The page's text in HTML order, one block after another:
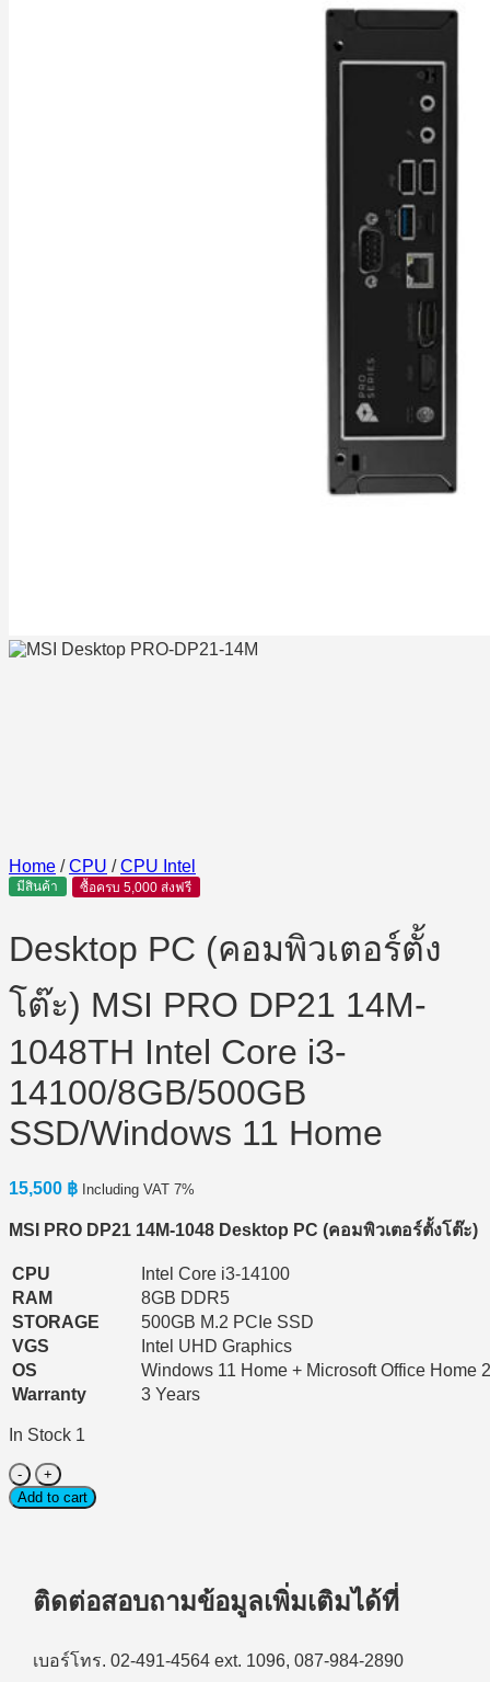
Home / CPU / CPU Intel
มีสินค้า ซื้อครบ 5,000 ส่งฟรี
Desktop PC (คอมพิวเตอร์ตั้ง
โต๊ะ) MSI PRO DP21 14M-
1048TH Intel Core i3-
14100/8GB/500GB
SSD/Windows 11 Home
15,500 ฿ Including VAT 7%
MSI PRO DP21 14M-1048 Desktop PC (คอมพิวเตอร์ตั้งโต๊ะ)
CPU
Intel Core i3-14100
RAM
8GB DDR5
STORAGE
500GB M.2 PCIe SSD
VGS
Intel UHD Graphics
OS
Windows 11 Home + Microsoft Office Home
Warranty
3 Years
In Stock 1
Desktop
PC
(คอมพิวเตอร์
MSI
PRO
14M-
1048TH
Add to cart
ติดต่อสอบถามข้อมูลเพิ่มเติมได้ที่
เบอร์โทร. 02-491-4564 ext. 1096, 087-984-2890